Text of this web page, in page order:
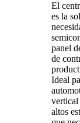
El
es la
panel
de
Ideal
vertical
altos